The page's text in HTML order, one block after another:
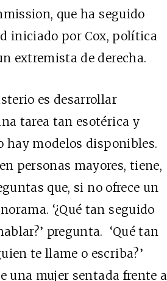
, que ha seguido
iniciado por Cox, política
extremista de derecha.
es desarrollar
tarea tan esotérica y
hay modelos disponibles.
personas mayores, tiene,
que, si no ofrece un
‘¿Qué tan seguido
pregunta. ‘Qué tan
te llame o escriba?’
una mujer sentada frente a